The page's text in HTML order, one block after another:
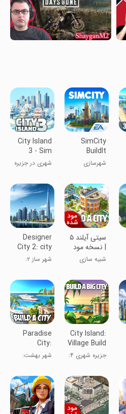
SimCity
BuildIt
شهرسازی
City Island
3 - Sim
Builder
شهری در جزیره
سیتی آیلند ۵
| نسخه مود
شده
شبیه سازی
Designer
City 2: city
buildingشهر ساز ۲:
شهری
City Island:
Village Build
Sim
جزیره شهری ۴:
روستا
Paradise
City:
Building
Sim
شهر بهشت:
و ساز